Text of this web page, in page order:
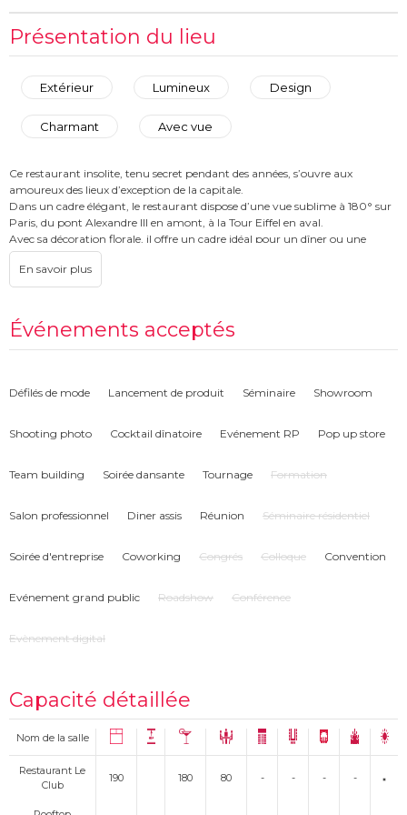
Présentation du lieu
Extérieur Lumineux Design
Charmant Avec vue
Ce restaurant insolite, tenu secret pendant des années, s’ouvre aux
amoureux des lieux d’exception de la capitale.
Dans un cadre élégant, le restaurant dispose d’une vue sublime à 180° sur
Paris, du pont Alexandre III en amont, à la Tour Eiffel en aval.
Avec sa décoration florale, il offre un cadre idéal pour un dîner ou une
réception à quai sur la Seine. Quand viennent les beaux jours, sa terrasse
surplombant le fleuve est ouverte.
Événements acceptés
Défilés de mode Lancement de produit Séminaire Showroom
Shooting photo Cocktail dînatoire Evénement RP Pop up store
Team building Soirée dansante Tournage Formation
Salon professionnel Diner assis Réunion Séminaire résidentiel
Soirée d'entreprise Coworking Congrés Colloque Convention
Evénement grand public Roadshow Conférence
Evènement digital
Capacité détaillée
Nom de la salle
Restaurant Le
Club
190 180 80 - - - -